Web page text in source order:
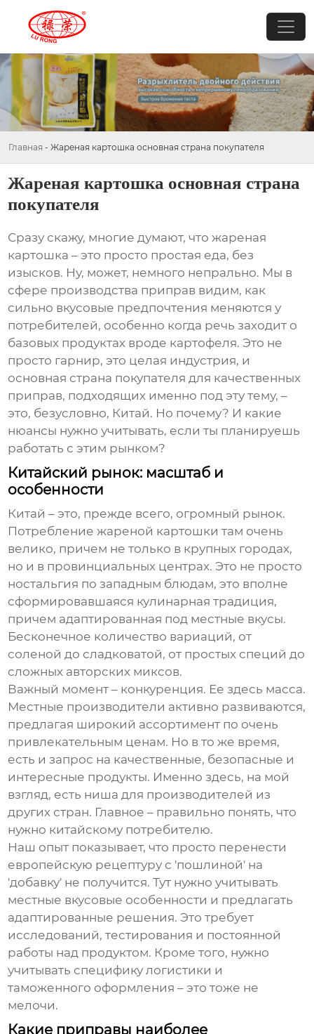
Главная - Жареная картошка основная страна покупателя
Жареная картошка основная страна
покупателя
Сразу скажу, многие думают, чтожареная
картошка – это просто простая еда, без
изысков. Ну, может, немного непрально. Мы в
сфере производства приправ видим, как
сильно вкусовые предпочтения меняются у
потребителей, особенно когда речь заходит о
базовых продуктах вроде картофеля. Это не
просто гарнир, это целая индустрия, и
основная страна покупателя для качественных
приправ, подходящих именно под эту тему, –
это, безусловно, Китай. Но почему? И какие
нюансы нужно учитывать, если ты планируешь
работать с этим рынком?
Китайский рынок: масштаб и
особенности
Китай – это, прежде всего, огромный рынок.
Потреблениежареной картошки там очень
велико, причем не только в крупных городах,
но и в провинциальных центрах. Это не просто
ностальгия по западным блюдам, это вполне
сформировавшаяся кулинарная традиция,
причем адаптированная под местные вкусы.
Бесконечное количество вариаций, от
соленой до сладковатой, от простых специй до
сложных авторских миксов.
Важный момент – конкуренция. Ее здесь масса.
Местные производители активно развиваются,
предлагая широкий ассортимент по очень
привлекательным ценам. Но в то же время,
есть и запрос на качественные, безопасные и
интересные продукты. Именно здесь, на мой
взгляд, есть ниша для производителей из
других стран. Главное – правильно понять, что
нужно китайскому потребителю.
Наш опыт показывает, что просто перенести
европейскую рецептуру с 'пошлиной' на
'добавку' не получится. Тут нужно учитывать
местные вкусовые особенности и предлагать
адаптированные решения. Это требует
исследований, тестирования и постоянной
работы над продуктом. Кроме того, нужно
учитывать специфику логистики и
таможенного оформления – это тоже не
мелочи.
Какие приправы наиболее